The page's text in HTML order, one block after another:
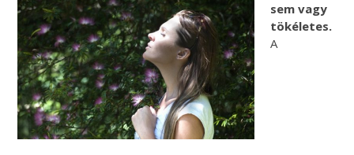
sem vagy
tökéletes.
A